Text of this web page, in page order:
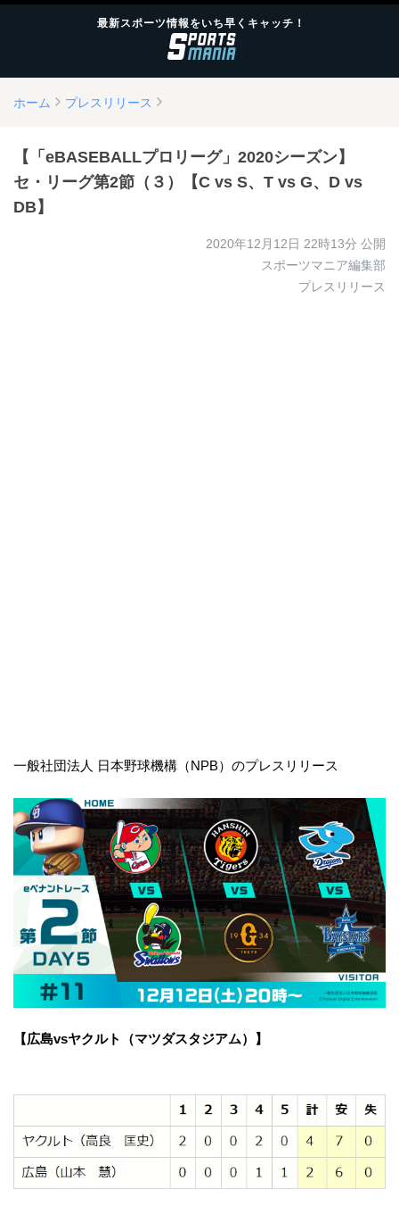
最新スポーツ情報をいち早くキャッチ！
ホーム プレスリリース
【「eBASEBALLプロリーグ」2020シーズン】
セ・リーグ第2節（３）【C vs S、T vs G、D vs
DB】
2020年12月12日 22時13分 公開
スポーツマニア編集部
プレスリリース
一般社団法人 日本野球機構（NPB）のプレスリリース
【広島vsヤクルト（マツダスタジアム）】